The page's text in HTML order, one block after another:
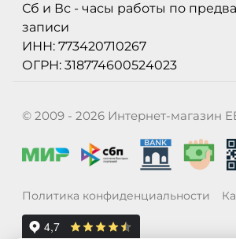
Сб и Вс - часы работы по
записи
ИНН: 773420710267
ОГРН: 318774600524023
© 2009 - 2026 Интернет-магазин
Политика конфиденциальности